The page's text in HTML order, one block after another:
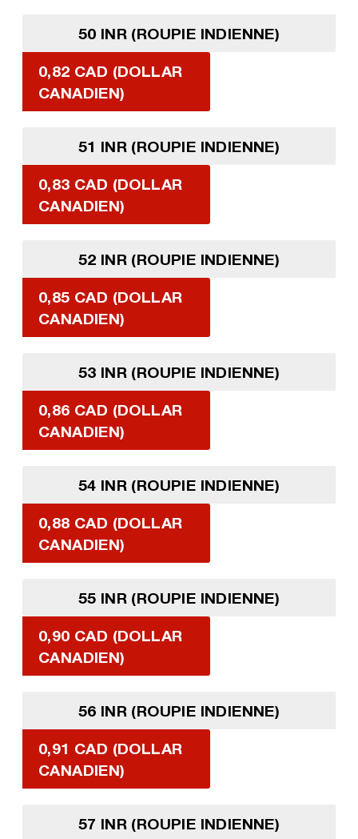
50 INR (ROUPIE INDIENNE)
0,82 CAD (DOLLAR
CANADIEN)
51 INR (ROUPIE INDIENNE)
0,83 CAD (DOLLAR
CANADIEN)
52 INR (ROUPIE INDIENNE)
0,85 CAD (DOLLAR
CANADIEN)
53 INR (ROUPIE INDIENNE)
0,86 CAD (DOLLAR
CANADIEN)
54 INR (ROUPIE INDIENNE)
0,88 CAD (DOLLAR
CANADIEN)
55 INR (ROUPIE INDIENNE)
0,90 CAD (DOLLAR
CANADIEN)
56 INR (ROUPIE INDIENNE)
0,91 CAD (DOLLAR
CANADIEN)
57 INR (ROUPIE INDIENNE)